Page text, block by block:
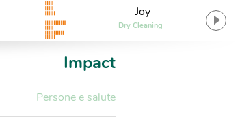
Joy
Dry Cleaning
Impact
Persone e salute